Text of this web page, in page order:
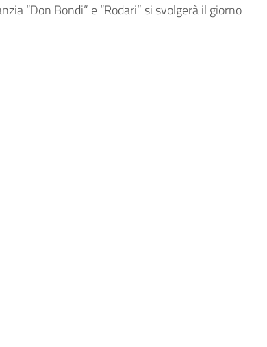
“Don Bondi” e “Rodari” si svolgerà il giorno